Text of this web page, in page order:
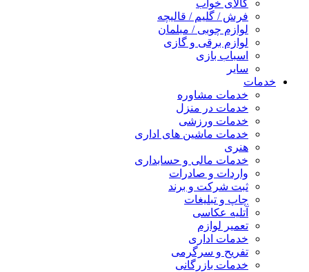
کالای خواب
فرش / گلیم / قالیچه
لوازم چوبی / مبلمان
لوازم برقی و گازی
اسباب بازی
سایر
خدمات
خدمات مشاوره
خدمات در منزل
خدمات ورزشی
خدمات ماشین های اداری
هنری
خدمات مالی و حسابداری
واردات و صادرات
ثبت شرکت و برند
چاپ و تبلیغات
آتلیه عکاسی
تعمیر لوازم
خدمات اداری
تفریح و سرگرمی
خدمات بازرگانی